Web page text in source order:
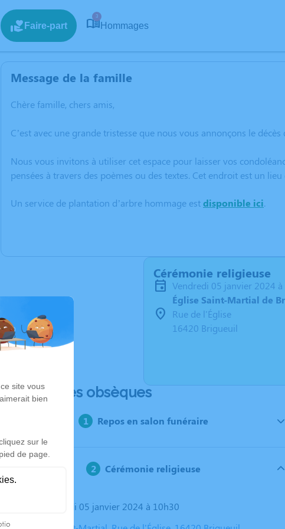
Faire-part
3
Hommages
Message de la famille
Chère famille, chers amis,
C’est avec une grande tristesse que nous vous annonçons le
Nous vous invitons à utiliser cet espace pour laisser vos
pensées à travers des poèmes ou des textes. Cet endroit est un
Un service de plantation d’arbre hommage estdisponible ici.
Cérémonie religieuse
vendredi 05 janvier 2024
Église Saint-Martial de
Rue de l'Église
16420 Brigueuil
Déroulé des obsèques
Repos en salon funéraire
Cérémonie religieuse
Le vendredi 05 janvier 2024 à 10h30